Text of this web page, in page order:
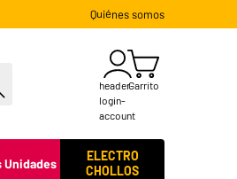
Quiénes somos
header-
login-
account
Carrito
ELECTRO
CHOLLOS
Unidades